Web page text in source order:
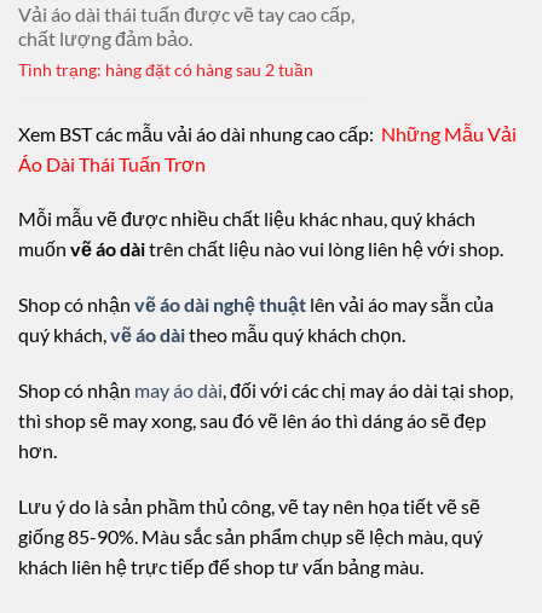
Vải áo dài thái tuấn được vẽ tay cao cấp,
chất lượng đảm bảo.
Tình trạng: hàng đặt có hàng sau 2 tuần
Xem BST các mẫu vải áo dài nhung cao cấp: Những Mẫu Vải
Áo Dài Thái Tuấn Trơn
Mỗi mẫu vẽ được nhiều chất liệu khác nhau, quý khách
muốn vẽ áo dàitrên chất liệu nào vui lòng liên hệ với shop.
Shop có nhận vẽ áo dài nghệ thuật lên vải áo may sẵn của
quý khách,vẽ áo dàitheo mẫu quý khách chọn.
Shop có nhận may áo dài, đối với các chị may áo dài tại shop,
thì shop sẽ may xong, sau đó vẽ lên áo thì dáng áo sẽ đẹp
hơn.
Lưu ý do là sản phầm thủ công, vẽ tay nên họa tiết vẽ sẽ
giống 85-90%. Màu sắc sản phẩm chụp sẽ lệch màu, quý
khách liên hệ trực tiếp để shop tư vấn bảng màu.